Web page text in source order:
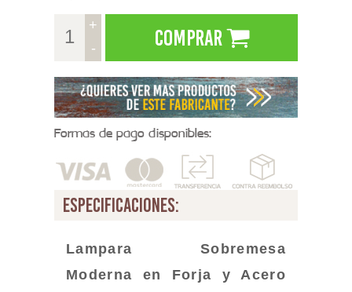
+
-
Comprar
Formas de pago disponibles:
especificaciones:
Lampara Sobremesa
Moderna en Forja y Acero